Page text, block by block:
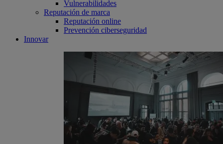
Vulnerabilidades
Reputación de marca
Reputación online
Prevención ciberseguridad
Innovar